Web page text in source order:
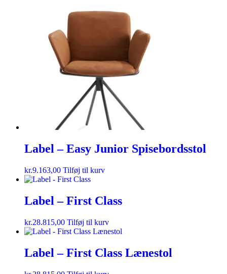
Label – Easy Junior Spisebordsstol
kr.9.163,00 Tilføj til kurv
Label – First Class
kr.28.815,00 Tilføj til kurv
Label – First Class Lænestol